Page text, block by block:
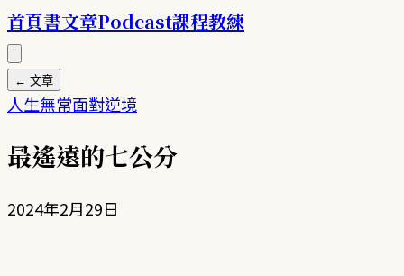
首頁書文章Podcast課程教練
← 文章
人生無常面對逆境
最遙遠的七公分
2024年2月29日